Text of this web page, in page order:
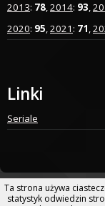
2013: 78,2014: 93,
2020: 95,2021 : 71,
Linki
Seriale
civil.pl. Design by
Ta strona używa
statystyk odwiedzin